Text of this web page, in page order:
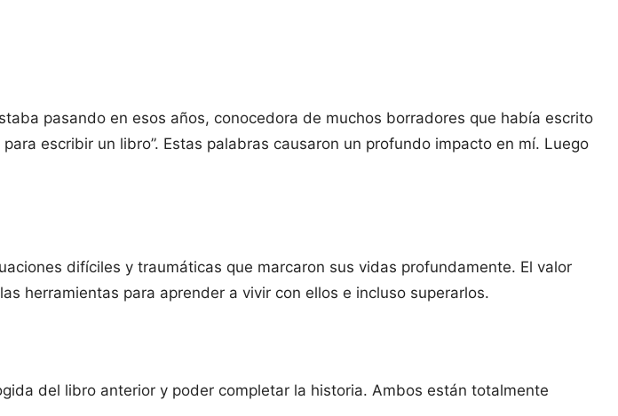
pasando en esos años, conocedora de muchos borradores que había escrito
escribir un libro”. Estas palabras causaron un profundo impacto en mí. Luego
difíciles y traumáticas que marcaron sus vidas profundamente. El valor
herramientas para aprender a vivir con ellos e incluso superarlos.
del libro anterior y poder completar la historia. Ambos están totalmente